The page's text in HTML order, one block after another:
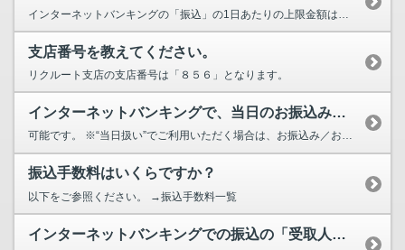
支店番号を教えてください。
リクルート支店の支店番号は「８５６」となります。
インターネットバンキングで、当日のお振込み／お振替えはできますか？
可能です。 ※“当日扱い”でご利用いただく場合は、お振込み／お振替え画面の入力項目「...
振込手数料はいくらですか？
以下をご参照ください。 →振込手数料一覧
インターネットバンキングでの振込の「受取人名」の入力方法について教えてください。